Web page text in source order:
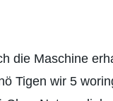
die Maschine
Tigen wir 5